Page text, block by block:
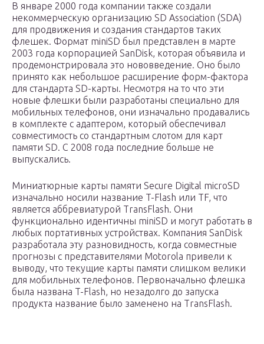
В январе 2000 года компании также создали
некоммерческую организацию SD Association (SDA)
для продвижения и создания стандартов таких
флешек. Формат miniSD был представлен ​​в марте
2003 года корпорацией SanDisk, которая объявила и
продемонстрировала это нововведение. Оно было
принято как небольшое расширение форм-фактора
для стандарта SD-карты. Несмотря на то что эти
новые флешки были разработаны специально для
мобильных телефонов, они изначально продавались
в комплекте с адаптером, который обеспечивал
совместимость со стандартным слотом для карт
памяти SD. С 2008 года последние больше не
выпускались.
Миниатюрные карты памяти Secure Digital microSD
изначально носили название T-Flash или TF, что
является аббревиатурой TransFlash. Они
функционально идентичны miniSD и могут работать в
любых портативных устройствах. Компания SanDisk
разработала эту разновидность, когда совместные
прогнозы с представителями Motorola привели к
выводу, что текущие карты памяти слишком велики
для мобильных телефонов. Первоначально флешка
была названа T-Flash, но незадолго до запуска
продукта название было заменено на TransFlash.